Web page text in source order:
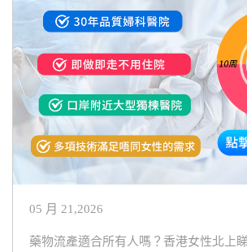
05 月 21,2026
藥物流產適合所有人嗎？香港女性北上